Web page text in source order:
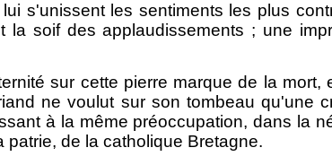
s'unissent les sentiments les plus
la soif des applaudissements ; une
sur cette pierre marque de la
ne voulut sur son tombeau qu'une
à la même préoccupation, dans la
de la catholique Bretagne.